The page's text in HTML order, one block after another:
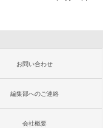
お問い合わせ
編集部へのご連絡
会社概要